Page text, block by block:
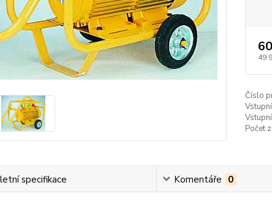
49
Číslo
Počet
specifikace Komentáře 0